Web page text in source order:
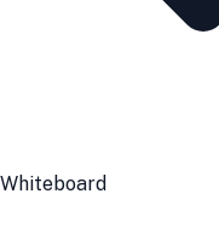
Whiteboard